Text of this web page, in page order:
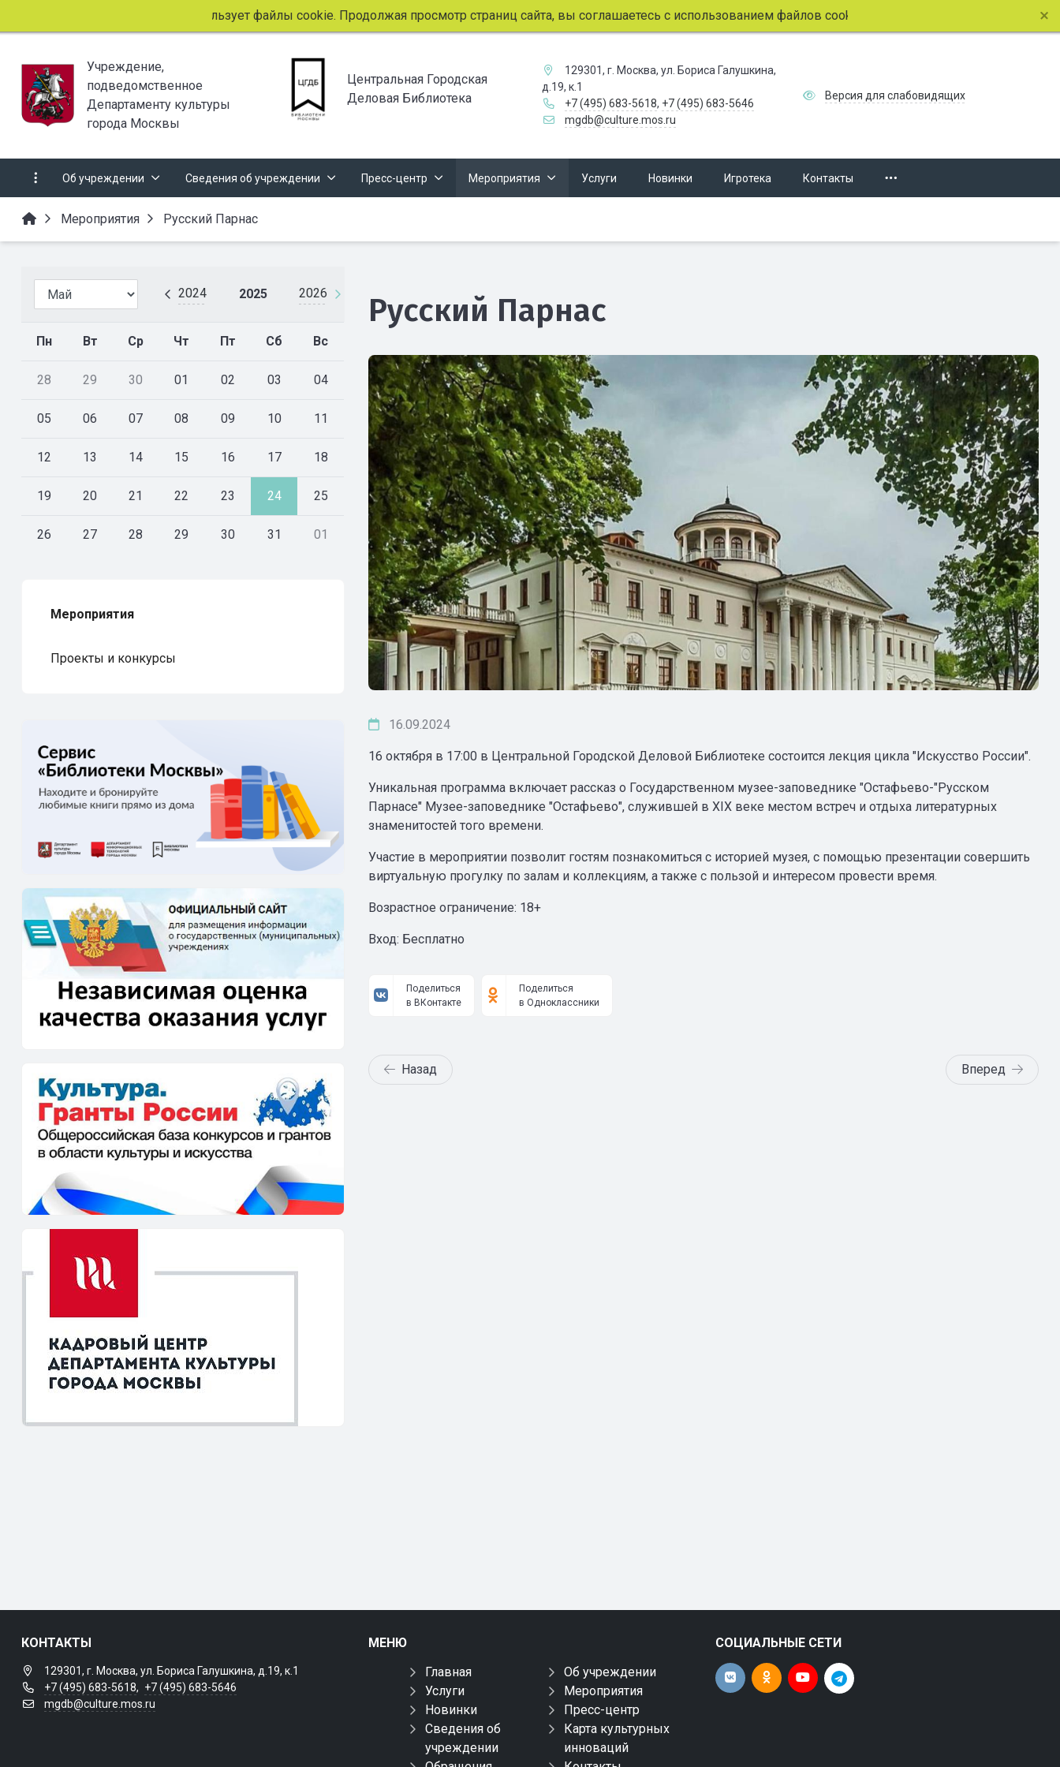
Этот сайт использует файлы cookie. Продолжая просмотр страниц сайта, вы соглашаетесь с использованием файлов cookie.Подробнее.
Учреждение,
подведомственное
Департаменту культуры
города Москвы
Центральная Городская
Деловая Библиотека
129301, г. Москва, ул. Бориса Галушкина,
д.19, к.1
+7 (495) 683-5618, +7 (495) 683-5646
mgdb@culture.mos.ru
Версия для слабовидящих
Об учреждении Сведения об учреждении Пресс-центр Мероприятия Услуги Новинки Игротека Контакты
Мероприятия Русский Парнас
2024 2025 2026
Пн Вт Ср Чт Пт Сб Вс
28 29 30 01 02 03 04
05 06 07 08 09 10 11
12 13 14 15 16 17 18
19 20 21 22 23 24 25
26 27 28 29 30 31 01
Мероприятия
Проекты и конкурсы
Русский Парнас
16.09.2024
16 октября в 17:00 в Центральной Городской Деловой Библиотеке состоится лекция цикла "Искусство России".
Уникальная программа включает рассказ о Государственном музее-заповеднике "Остафьево-"Русском
Парнасе" Музее-заповеднике "Остафьево", служившей в XIX веке местом встреч и отдыха литературных
знаменитостей того времени.
Участие в мероприятии позволит гостям познакомиться с историей музея, с помощью презентации совершить
виртуальную прогулку по залам и коллекциям, а также с пользой и интересом провести время.
Возрастное ограничение: 18+
Вход: Бесплатно
Поделиться
в ВКонтакте
Поделиться
в Одноклассники
Назад Вперед
КОНТАКТЫ
129301, г. Москва, ул. Бориса Галушкина, д.19, к.1
+7 (495) 683-5618, +7 (495) 683-5646
mgdb@culture.mos.ru
МЕНЮ
Главная
Об учреждении
Услуги
Мероприятия
Новинки
Пресс-центр
Сведения об
учреждении
Карта культурных
инноваций
СОЦИАЛЬНЫЕ СЕТИ